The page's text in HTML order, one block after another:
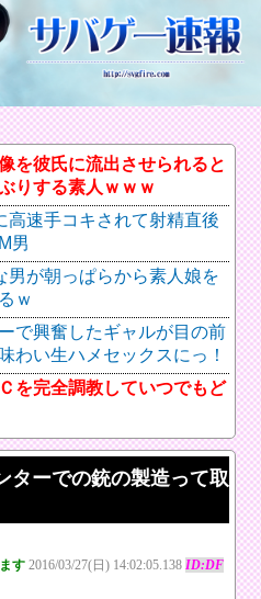
を彼氏に流出させられると
りする素人ｗｗｗ
高速手コキされて射精直後
男
男が朝っぱらから素人娘を
ｗ
で興奮したギャルが目の前
わい生ハメセックスにっ！
を完全調教していつでもど
ターでの銃の製造って取
す 2016/03/27(日) 14:02:05.138 ID:DF